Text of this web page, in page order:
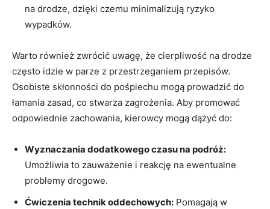
na drodze, dzięki czemu minimalizują ryzyko
wypadków.
Warto również zwrócić uwagę, że cierpliwość na drodze
często idzie w parze z przestrzeganiem przepisów.
Osobiste skłonności do pośpiechu mogą prowadzić do
łamania zasad, co stwarza zagrożenia. Aby promować
odpowiednie zachowania, kierowcy mogą dążyć do:
Wyznaczania dodatkowego czasu na podróż:
Umożliwia to zauważenie i reakcję na ewentualne
problemy drogowe.
Ćwiczenia technik oddechowych: Pomagają w